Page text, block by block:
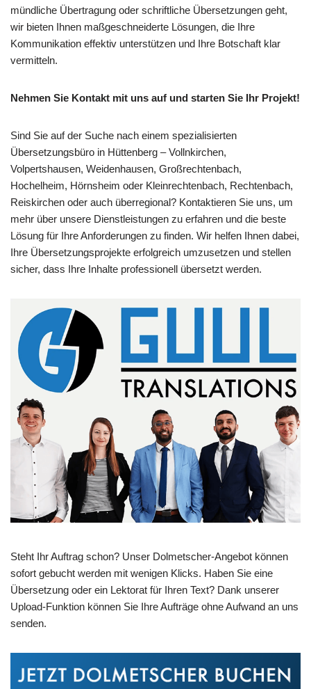
mündliche Übertragung oder schriftliche Übersetzungen geht,
wir bieten Ihnen maßgeschneiderte Lösungen, die Ihre
Kommunikation effektiv unterstützen und Ihre Botschaft klar
vermitteln.
Nehmen Sie Kontakt mit uns auf und starten Sie Ihr Projekt!
Sind Sie auf der Suche nach einem spezialisierten
Übersetzungsbüro in Hüttenberg – Vollnkirchen,
Volpertshausen, Weidenhausen, Großrechtenbach,
Hochelheim, Hörnsheim oder Kleinrechtenbach, Rechtenbach,
Reiskirchen oder auch überregional? Kontaktieren Sie uns, um
mehr über unsere Dienstleistungen zu erfahren und die beste
Lösung für Ihre Anforderungen zu finden. Wir helfen Ihnen dabei,
Ihre Übersetzungsprojekte erfolgreich umzusetzen und stellen
sicher, dass Ihre Inhalte professionell übersetzt werden.
Steht Ihr Auftrag schon? Unser Dolmetscher-Angebot können
sofort gebucht werden mit wenigen Klicks. Haben Sie eine
Übersetzung oder ein Lektorat für Ihren Text? Dank unserer
Upload-Funktion können Sie Ihre Aufträge ohne Aufwand an uns
senden.